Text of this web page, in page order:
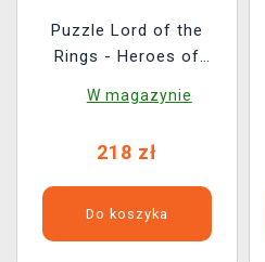
Puzzle Lord of the
Rings - Heroes of
(drewniane)
W magazynie
218 zł
Do koszyka